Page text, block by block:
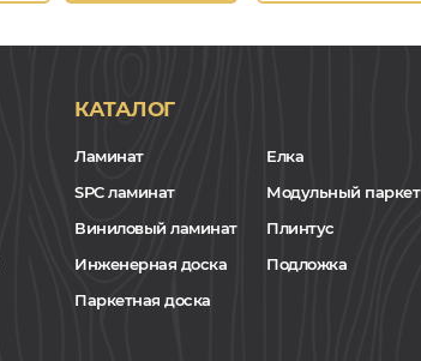
КАТАЛОГ
Ламинат
SPC ламинат
Виниловый ламинат
Инженерная доска
Паркетная доска
Елка
Модульный паркет
Плинтус
Подложка